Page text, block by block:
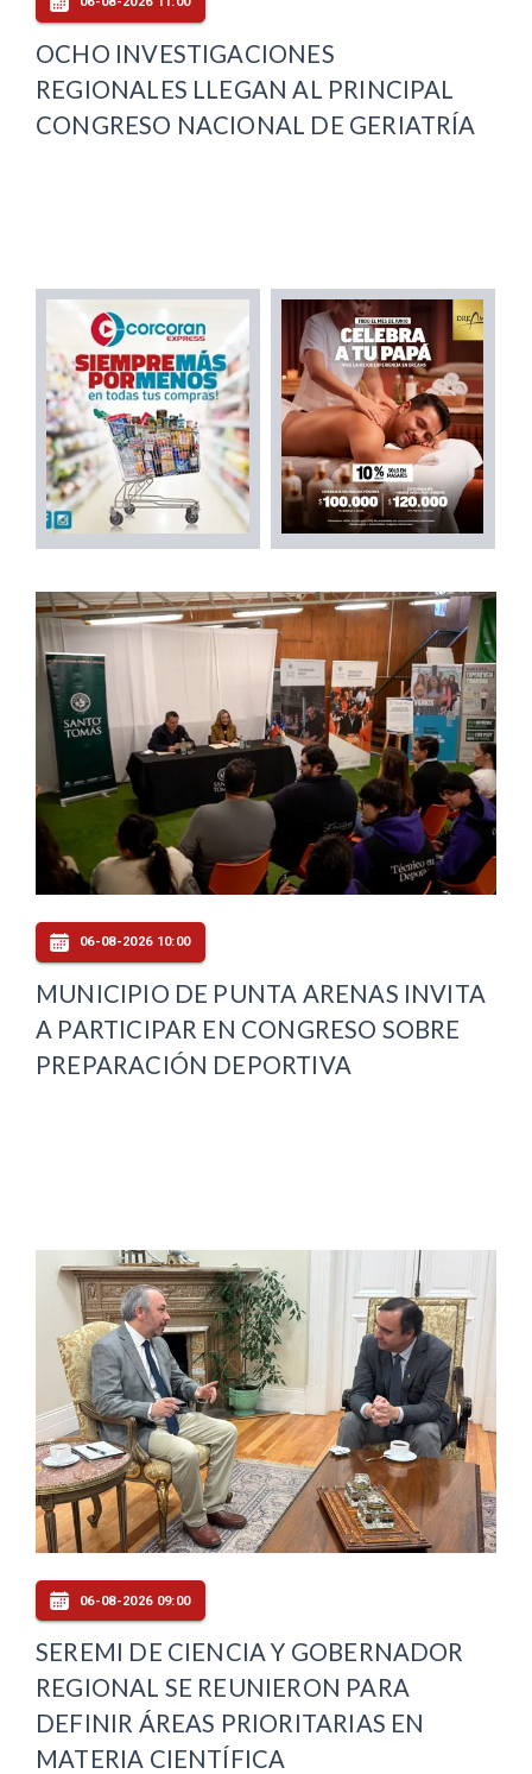
OCHO INVESTIGACIONES
REGIONALES LLEGAN AL PRINCIPAL
CONGRESO NACIONAL DE GERIATRÍA
06-08-2026 10:00
MUNICIPIO DE PUNTA ARENAS INVITA
A PARTICIPAR EN CONGRESO SOBRE
PREPARACIÓN DEPORTIVA
06-08-2026 09:00
SEREMI DE CIENCIA Y GOBERNADOR
REGIONAL SE REUNIERON PARA
DEFINIR ÁREAS PRIORITARIAS EN
MATERIA CIENTÍFICA